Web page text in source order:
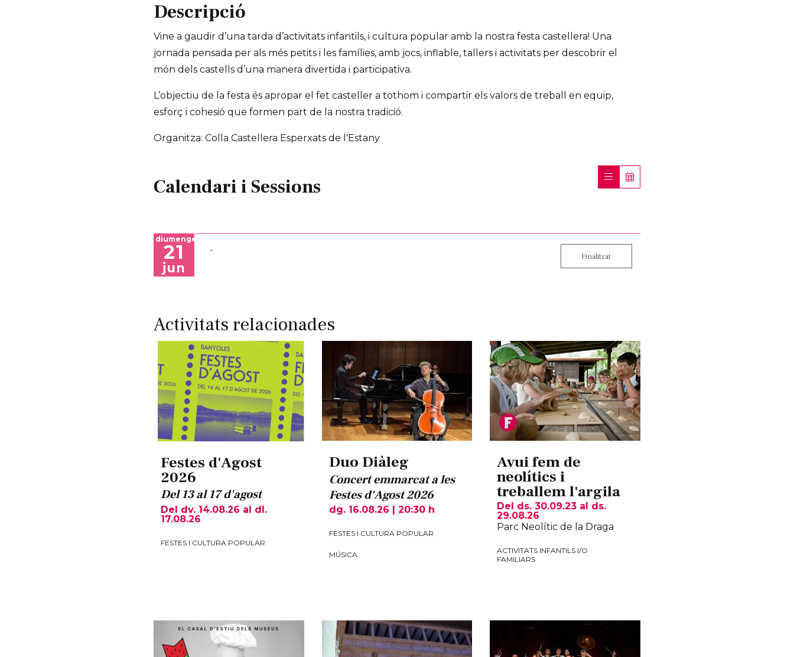
Descripció
Vine a gaudir d’una tarda d’activitats infantils, i cultura popular amb la nostra festa castellera! Una
jornada pensada per als més petits i les famílies, amb jocs, inflable, tallers i activitats per descobrir el
món dels castells d’una manera divertida i participativa.
L’objectiu de la festa és apropar el fet casteller a tothom i compartir els valors de treball en equip,
esforç i cohesió que formen part de la nostra tradició.
Organitza: Colla Castellera Esperxats de l'Estany
Calendari i Sessions
diumenge
21
jun
Finalitzat
Activitats relacionades
Festes d'Agost
2026
Del 13 al 17 d'agost
Del dv. 14.08.26 al dl.
17.08.26
FESTES I CULTURA POPULAR
Duo Diàleg
Concert emmarcat a les
Festes d'Agost 2026
dg. 16.08.26 20:30 h
FESTES I CULTURA POPULAR
MÚSICA
Avui fem de
neolítics i
treballem l'argila
Del ds. 30.09.23 al ds.
29.08.26
Parc Neolític de la Draga
ACTIVITATS INFANTILS I/O
FAMILIARS